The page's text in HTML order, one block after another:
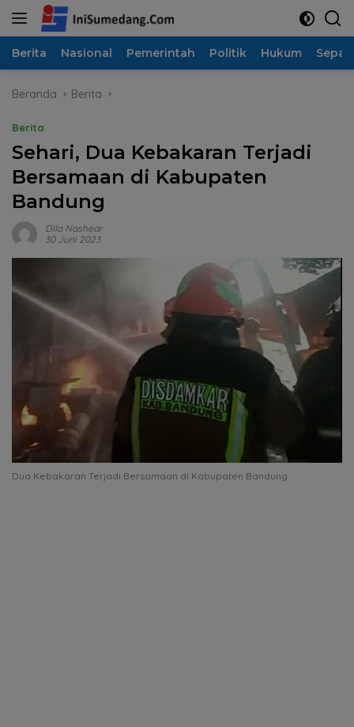
Langsung
Berita Nasional Pemerintah Politik Hukum
Beranda Berita
Berita
Sehari, Dua Kebakaran Terjadi
Bersamaan di Kabupaten
Bandung
Dila Nashear
30 Juni 2023
Dua Kebakaran Terjadi Bersamaan di Kabupaten Bandung